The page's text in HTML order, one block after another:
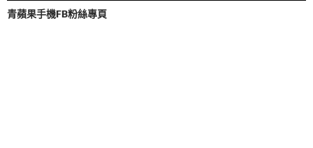
青蘋果手機FB粉絲專頁